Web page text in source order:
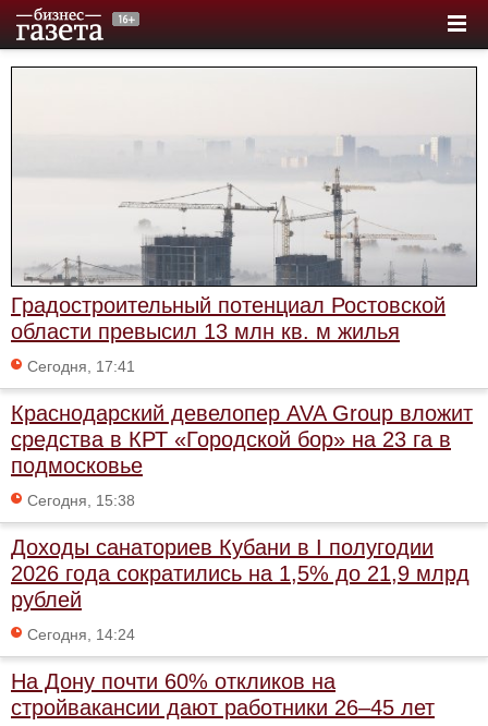
Градостроительный потенциал Ростовской
области превысил 13 млн кв. м жилья
Сегодня, 17:41
Краснодарский девелопер AVA Group вложит
средства в КРТ «Городской бор» на 23 га в
подмосковье
Сегодня, 15:38
Доходы санаториев Кубани в I полугодии
2026 года сократились на 1,5% до 21,9 млрд
рублей
Сегодня, 14:24
На Дону почти 60% откликов на
стройвакансии дают работники 26–45 лет